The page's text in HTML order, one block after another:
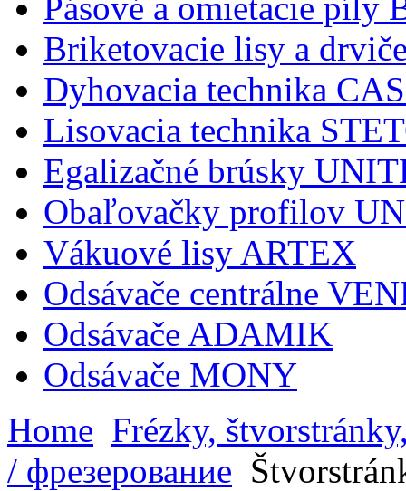
Briketovacie lisy a
Dyhovacia technika
Lisovacia technika
Egalizačné brúsky
Obaľovačky profilov
Vákuové lisy ARTEX
Odsávače centrálne
Odsávače ADAMIK
Odsávače MONY
Home Frézky,
/ фрезерование